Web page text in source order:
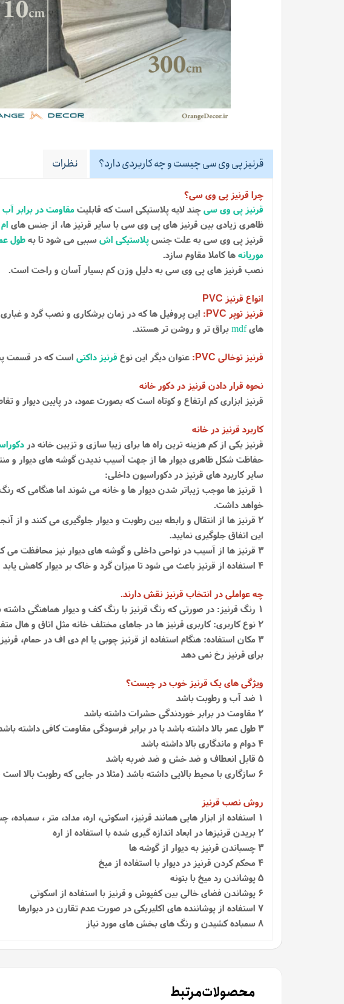
قرنیز پی وی سی چیست و چه کاربردی دارد؟ نظرات
چرا قرنیز پی وی سی؟
قرنیز پی وی سیچند لایه پلاستیکی است که قابلیتمقاومت در برابر
ظاهری زیادی بین قرنیز های پی وی سی با سایر قرنیز ها، از جنس های
قرنیز پی وی سی به علت جنسپلاستیکی اشسببی می شود تا بهطول
موریانهها کاملا مقاوم سازد.
نصب قرنیز های پی وی سی به دلیل وزن کم بسیار آسان و راحت است.
انواع قرنیز PVC
قرنیز توپر PVC
: این پروفیل ها که در زمان برشکاری و نصب گرد و
هایmdfبراق تر و روشن تر هستند.
قرنیز توخالی PVC
: عنوان دیگر این نوعقرنیز داکتی است که در قسمت
نحوه قرار دادن قرنیز در دکور خانه
قرنیز ابزاری کم ارتفاع و کوتاه است که بصورت عمود، در پایین دیوار و
کاربرد قرنیز در خانه
قرنیز یکی از کم هزینه ترین راه ها برای زیبا سازی و تزیین خانه در
حفاظت شکل ظاهری دیوار ها از جهت آسیب ندیدن گوشه ‌های دیوار و
سایر کاربرد های قرنیز در دکوراسیون داخلی:
1 قرنیز ها موجب زیباتر شدن دیوار ها و خانه می شوند اما هنگامی
خواهد داشت.
2 قرنیز ها از انتقال و رابطه بین رطوبت و دیوار جلوگیری می کنند و
این اتفاق جلوگیری نمایید.
3 قرنیز ها از آسیب در نواحی داخلی و گوشه های دیوار نیز محافظت می کنند و سبب می شوند دیوار شما از آسیب هایی مانند ضربه محکم، مثل برخورد آچار محافظت کند
4 استفاده از قرنیز باعث می شود تا میزان گرد و خاک بر دیوار کاهش یابد و در مواقعی که گرد و خاک روی قرنیز ها بشینند به آسانی قابل نظافت هستند.
چه عواملی در انتخاب قرنیز نقش دارند.
1 رنگ قرنیز: در صورتی که رنگ قرنیز با رنگ کف و دیوار هماهنگی داشته باشد باعث زیبایی بیشتری خواهد شد
2 نوع کاربری: کاربری قرنیز ها در جاهای مختلف خانه مثل اتاق و هال متفاوت است و ممکن است لازم باشد قرنیز بر اساس اندازه و رنگ فرق کند.
3 مکان استفاده: هنگام استفاده از قرنیز چوبی یا ام دی اف در
برای قرنیز رخ نمی دهد
ویژگی های یک قرنیز خوب در چیست؟
1 ضد آب و رطوبت باشد
2 مقاومت در برابر خوردندگی حشرات داشته باشد
3 طول عمر بالا داشته باشد یا در برابر فرسودگی مقاومت کافی داشته باشد
4 دوام و ماندگاری بالا داشته باشد
5 قابل انعطاف و ضد خش و ضد ضربه باشد
6 سازگاری با محیط بالایی داشته باشد (مثلا در جایی که رطوبت بالا است قرنیز خراب نشود)
روش نصب قرنیز
1 استفاده از ابزار هایی همانند قرنیز، اسکوتی، اره، مداد، متر ،
2 بریدن قرنیزها در ابعاد اندازه گیری شده با استفاده از اره
3 چسباندن قرنیز به دیوار از گوشه ها
4 محکم کردن قرنیز در دیوار با استفاده از میخ
5 پوشاندن رد میخ با بتونه
6 پوشاندن فضای خالی بین کفپوش و قرنیز با استفاده از اسکوتی
7 استفاده از پوشاننده‌ های اکلیریکی در صورت عدم تقارن در دیوارها
8 سمباده کشیدن و رنگ های بخش های مورد نیاز
محصولات مرتبط